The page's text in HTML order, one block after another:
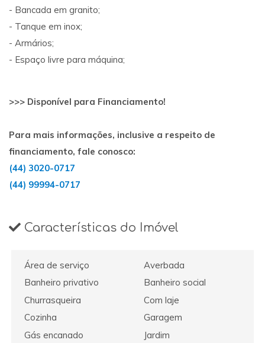
- Bancada em granito;
- Tanque em inox;
- Armários;
- Espaço livre para máquina;
>>> Disponível para Financiamento!
Para mais informações, inclusive a respeito de
financiamento, fale conosco:
(44) 3020-0717
(44) 99994-0717
Características do Imóvel
Área de serviço
Averbada
Banheiro privativo
Banheiro social
Churrasqueira
Com laje
Cozinha
Garagem
Gás encanado
Jardim